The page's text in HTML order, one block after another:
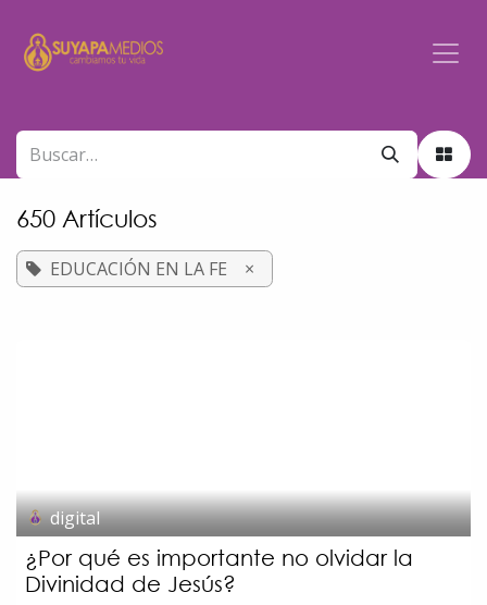
650 Artículos
EDUCACIÓN EN LA FE ×
digital
¿Por qué es importante no olvidar la
Divinidad de Jesús?